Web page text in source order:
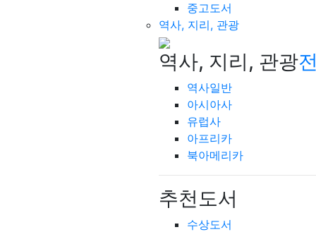
중고도서
역사, 지리, 관광
역사, 지리, 관광
역사일반
아시아사
유럽사
아프리카
북아메리카
추천도서
수상도서